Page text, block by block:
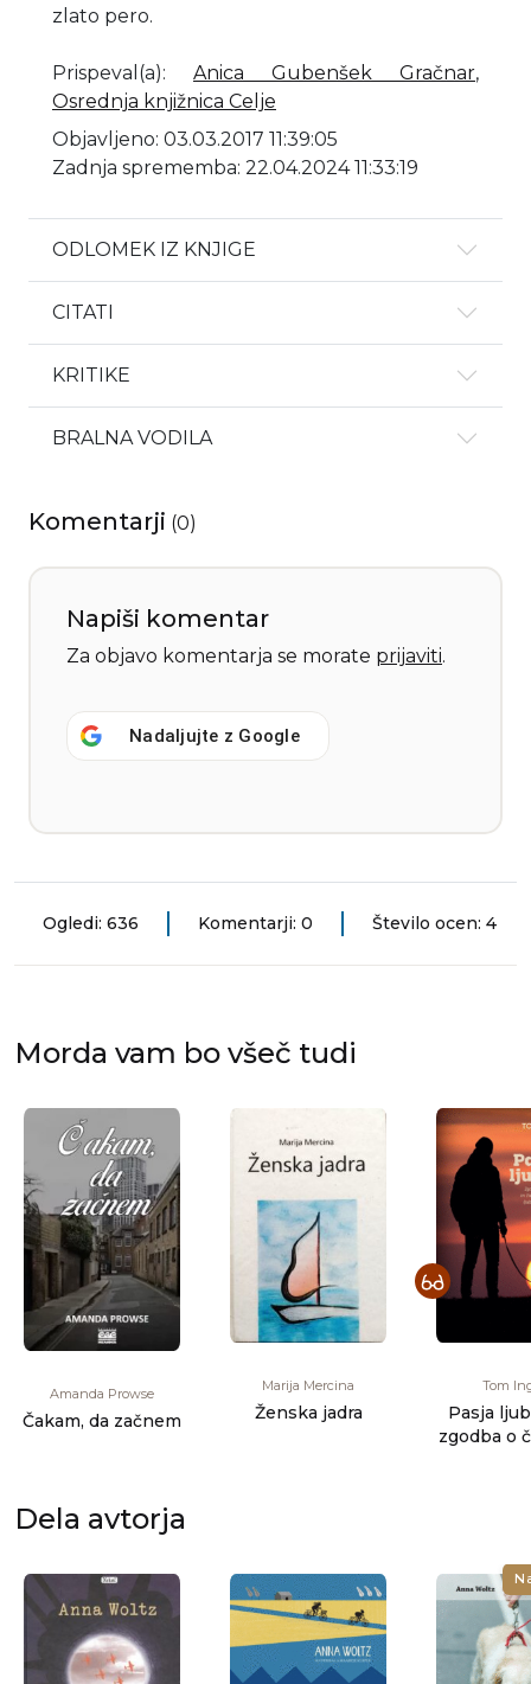
zlato pero.
Prispeval(a): Anica Gubenšek Gračnar,
Osrednja knjižnica Celje
Objavljeno: 03.03.2017 11:39:05
Zadnja sprememba: 22.04.2024 11:33:19
ODLOMEK IZ KNJIGE
CITATI
KRITIKE
BRALNA VODILA
Komentarji (0)
Napiši komentar
Za objavo komentarja se morate prijaviti.
Nadaljujte z Google
Ogledi: 636 Komentarji: 0 Število ocen: 4
Morda vam bo všeč tudi
Amanda Prowse
Čakam, da začnem
Marija Mercina
Ženska jadra
Tom
Pasja
zgodba o
Dela avtorja